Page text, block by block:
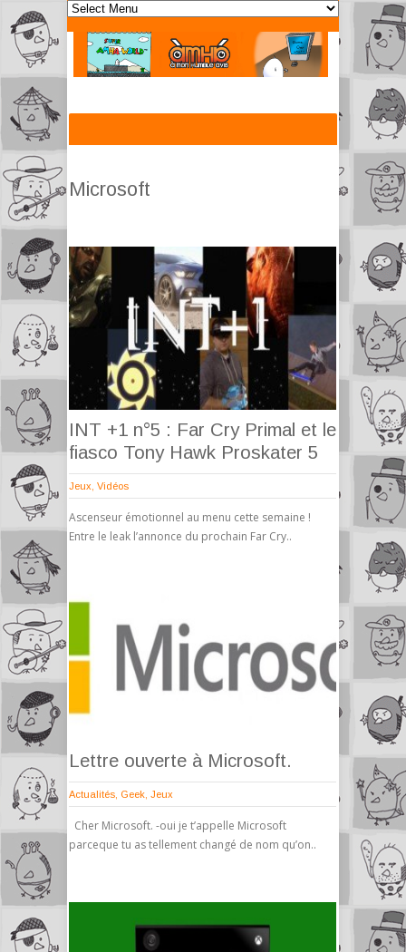
Microsoft
INT +1 n°5 : Far Cry Primal et le
fiasco Tony Hawk Proskater 5
Jeux Vidéos
Ascenseur émotionnel au menu cette semaine !
Entre le leak l’annonce du prochain Far Cry..
Lettre ouverte à Microsoft.
Actualités Geek Jeux
Cher Microsoft. -oui je t’appelle Microsoft
parceque tu as tellement changé de nom qu’on..